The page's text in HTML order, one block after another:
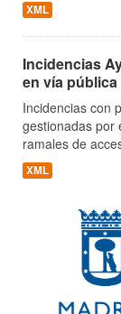
XML
Incidencias
en vía pública
Incidencias con
gestionadas por
ramales de
XML